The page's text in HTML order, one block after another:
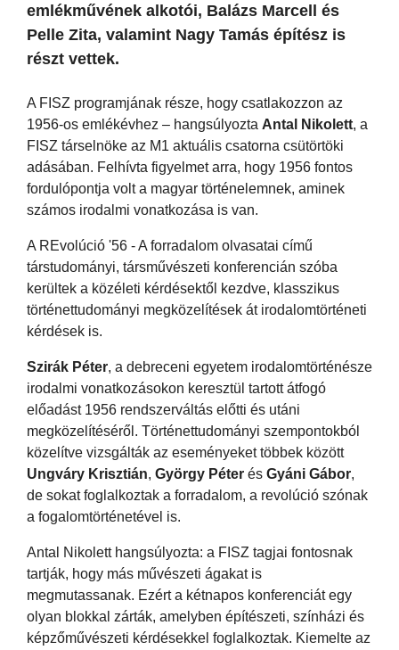
emlékművének alkotói, Balázs Marcell és
Pelle Zita, valamint Nagy Tamás építész is
részt vettek.
A FISZ programjának része, hogy csatlakozzon az
1956-os emlékévhez – hangsúlyozta Antal Nikolett, a
FISZ társelnöke az M1 aktuális csatorna csütörtöki
adásában. Felhívta figyelmet arra, hogy 1956 fontos
fordulópontja volt a magyar történelemnek, aminek
számos irodalmi vonatkozása is van.
A REvolúció '56 - A forradalom olvasatai című
társtudományi, társművészeti konferencián szóba
kerültek a közéleti kérdésektől kezdve, klasszikus
történettudományi megközelítések át irodalomtörténeti
kérdések is.
Szirák Péter, a debreceni egyetem irodalomtörténésze
irodalmi vonatkozásokon keresztül tartott átfogó
előadást 1956 rendszerváltás előtti és utáni
megközelítéséről. Történettudományi szempontokból
közelítve vizsgálták az eseményeket többek között
Ungváry Krisztián, György Péter és Gyáni Gábor,
de sokat foglalkoztak a forradalom, a revolúció szónak
a fogalomtörténetével is.
Antal Nikolett hangsúlyozta: a FISZ tagjai fontosnak
tartják, hogy más művészeti ágakat is
megmutassanak. Ezért a kétnapos konferenciát egy
olyan blokkal zárták, amelyben építészeti, színházi és
képzőművészeti kérdésekkel foglalkoztak. Kiemelte az